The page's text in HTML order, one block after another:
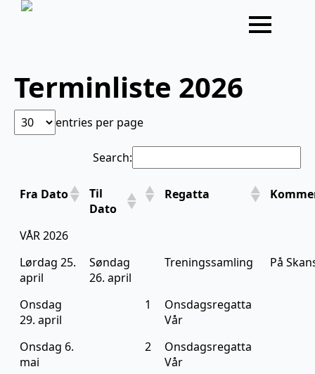
Terminliste 2026
entries per page
Search:
Fra Dato
Til
Dato
Regatta
VÅR 2026
Lørdag 25.
april
Søndag
26. april
Treningssamling På
Onsdag
29. april
1
Onsdagsregatta
Vår
Onsdag 6.
mai
2
Onsdagsregatta
Vår